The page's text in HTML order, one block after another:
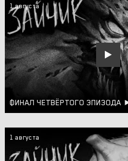
1 августа
1 августа